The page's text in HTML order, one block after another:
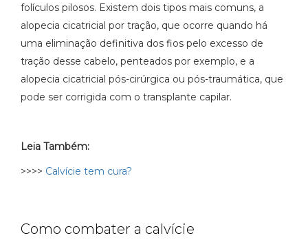
folículos pilosos. Existem dois tipos mais comuns, a
alopecia cicatricial por tração, que ocorre quando há
uma eliminação definitiva dos fios pelo excesso de
tração desse cabelo, penteados por exemplo, e a
alopecia cicatricial pós-cirúrgica ou pós-traumática, que
pode ser corrigida com o transplante capilar.
Leia Também:
>>>> Calvície tem cura?
Como combater a calvície